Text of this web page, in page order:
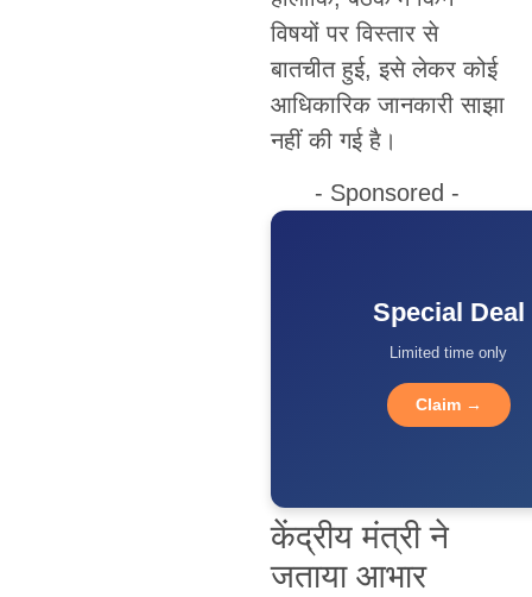
विषयों पर विस्तार से
बातचीत हुई, इसे लेकर कोई
आधिकारिक जानकारी साझा
नहीं की गई है।
- Sponsored -
Special Deal
Limited time only
Claim →
केंद्रीय मंत्री ने
जताया आभार